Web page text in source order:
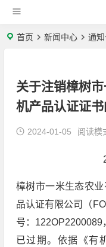
首页 新闻中心 通
关于注销樟树
机产品认证证
2024-01-05 阅读模
樟树市一米生态农
品认证有限公司（
号：
已过期。依据《有